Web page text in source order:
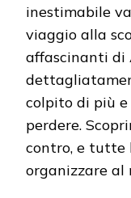
inestimabile
viaggio alla
affascinanti di
colpito di più
perdere.
contro, e tutte
organizzare al